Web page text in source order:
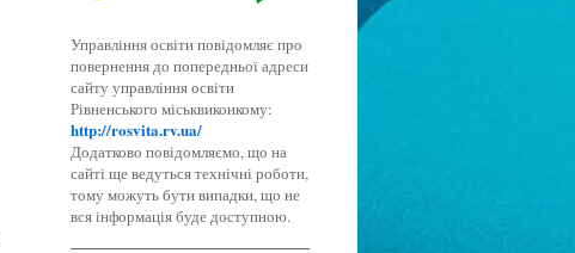
Управління освіти повідомляє про
повернення до попередньої адреси
сайту управління освіти
Рівненського міськвиконкому:
http://rosvita.rv.ua/
Додатково повідомляємо, що на
сайті ще ведуться технічні роботи,
тому можуть бути випадки, що не
вся інформація буде доступною.